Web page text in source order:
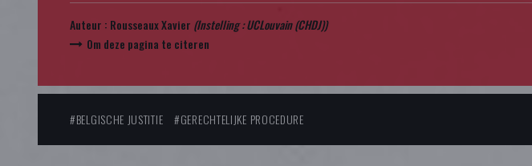
Auteur : Rousseaux Xavier (Instelling :UCLouvain (CHDJ))
Om deze pagina te citeren
#BELGISCHE JUSTITIE #GERECHTELIJKE PROCEDURE